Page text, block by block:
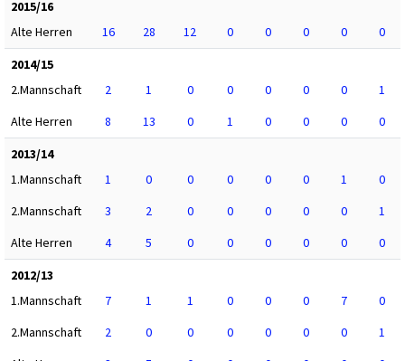
2015/16
Alte Herren
16 28 12 0 0 0 0
0
2014/15
2.Mannschaft
2 1 0 0 0 0 0
1
Alte Herren
8 13 0 1 0 0 0
0
2013/14
1.Mannschaft
1 0 0 0 0 0 1
0
2.Mannschaft
3 2 0 0 0 0 0
1
Alte Herren
4 5 0 0 0 0 0
0
2012/13
1.Mannschaft
7 1 1 0 0 0 7
0
2.Mannschaft
2 0 0 0 0 0 0
1